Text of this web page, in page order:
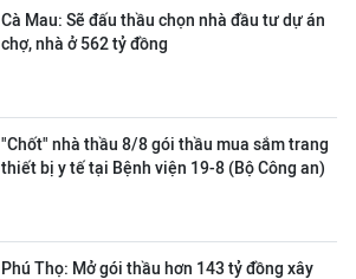
Cà Mau: Sẽ đấu thầu chọn nhà đầu tư dự án
chợ, nhà ở 562 tỷ đồng
"Chốt" nhà thầu 8/8 gói thầu mua sắm trang
thiết bị y tế tại Bệnh viện 19-8 (Bộ Công an)
Phú Thọ: Mở gói thầu hơn 143 tỷ đồng xây